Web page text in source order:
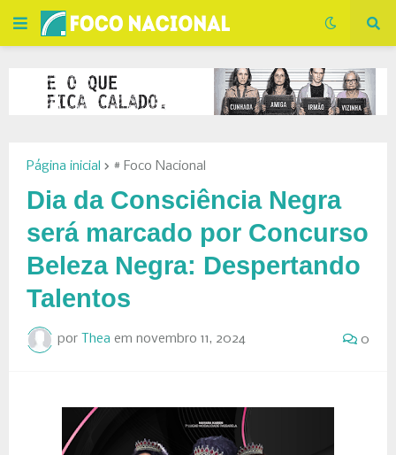
Página inicial # Foco Nacional
Dia da Consciência Negra
será marcado por Concurso
Beleza Negra: Despertando
Talentos
por Thea em novembro 11, 2024 0